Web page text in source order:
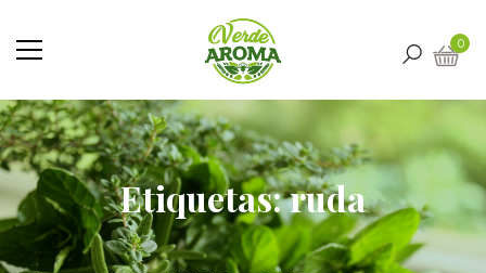
0
Etiquetas: ruda